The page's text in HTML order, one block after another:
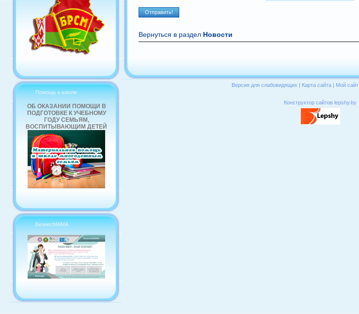
Помощь к школе
ОБ ОКАЗАНИИ ПОМОЩИ В
ПОДГОТОВКЕ К УЧЕБНОМУ
ГОДУ СЕМЬЯМ,
ВОСПИТЫВАЮЩИМ ДЕТЕЙ
БизнесМАМА
Вернуться в раздел Новости
Версия для слабовидящих | Карта сайта | Мой сайт
Конструктор сайтов lepshy.by